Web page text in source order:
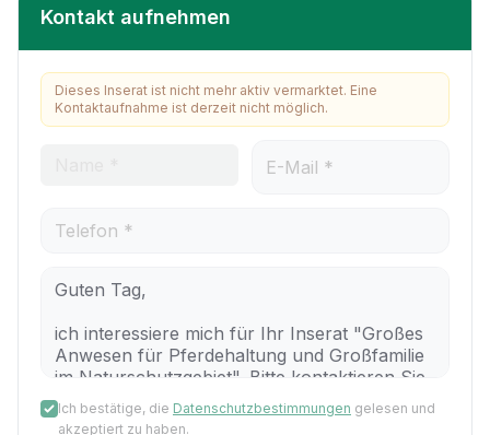
Kontakt aufnehmen
Dieses Inserat ist nicht mehr aktiv vermarktet. Eine
Kontaktaufnahme ist derzeit nicht möglich.
Ich bestätige, die Datenschutzbestimmungen gelesen und
akzeptiert zu haben.